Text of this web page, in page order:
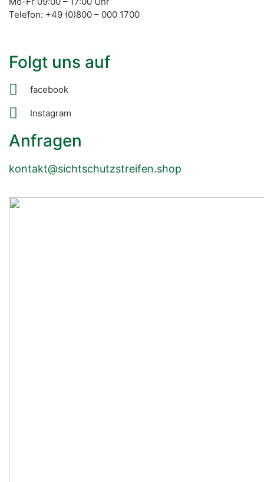
Telefon: +49 (0)800 – 000 1700
Folgt uns auf
facebook
Instagram
Anfragen
kontakt@sichtschutzstreifen.shop